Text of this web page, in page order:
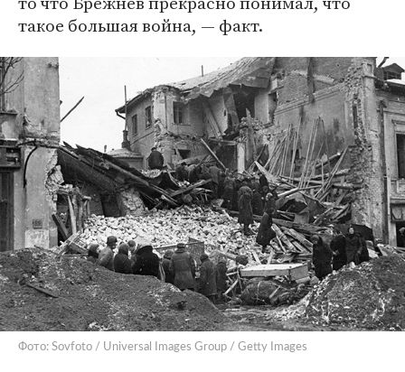
такое большая война, — факт.
Фото: Sovfoto / Universal Images Group / Getty Images